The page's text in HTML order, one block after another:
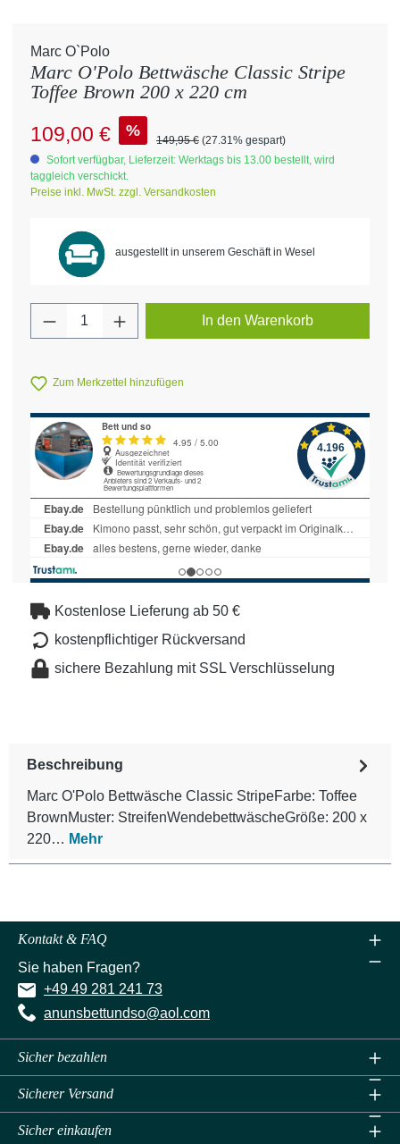
Marc O`Polo
Marc O'Polo Bettwäsche Classic Stripe
Toffee Brown 200 x 220 cm
Verkaufspreis:
109,00 € % Regulärer Preis:
149,95 € (27.31% gespart)
Sofort verfügbar, Lieferzeit: Werktags bis 13.00 bestellt, wird
taggleich verschickt.
Preise inkl. MwSt. zzgl. Versandkosten
ausgestellt in unserem Geschäft in Wesel
Produkt Anzahl: Gib den gewünschten
In den Warenkorb
Zum Merkzettel hinzufügen
Kostenlose Lieferung ab 50 €
kostenpflichtiger Rückversand
sichere Bezahlung mit SSL Verschlüsselung
Beschreibung
Marc O'Polo Bettwäsche Classic StripeFarbe: Toffee
BrownMuster: StreifenWendebettwäscheGröße: 200 x
220… Mehr
Kontakt & FAQ
Sie haben Fragen?
+49 49 281 241 73
anunsbettundso@aol.com
Sicher bezahlen
Sicherer Versand
Sicher einkaufen